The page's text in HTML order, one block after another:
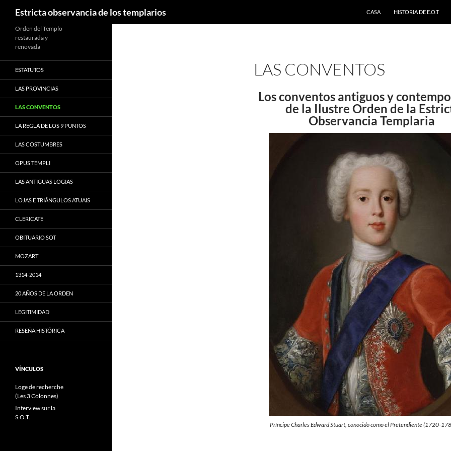
Saltar
Estricta observancia de los templarios CASA HISTORIA DE E.O.T
LAS CONVENTOS
Los conventos antiguos y
de la Ilustre Orden de la
Observancia Templaria
Príncipe Charles Edward Stuart, conocido como el Pretendiente (1720-
Orden del Templo
restaurada y
renovada
ESTATUTOS
LAS PROVINCIAS
LAS CONVENTOS
LA REGLA DE LOS 9 PUNTOS
LAS COSTUMBRES
OPUS TEMPLI
LAS ANTIGUAS LOGIAS
LOJAS E TRIÂNGULOS ATUAIS
CLERICATE
OBITUARIO SOT
MOZART
1314-2014
20 AÑOS DE LA ORDEN
LEGITIMIDAD
RESEÑA HISTÓRICA
VÍNCULOS
Loge de recherche
(Les 3 Colonnes)
Interview sur la
S.O.T.